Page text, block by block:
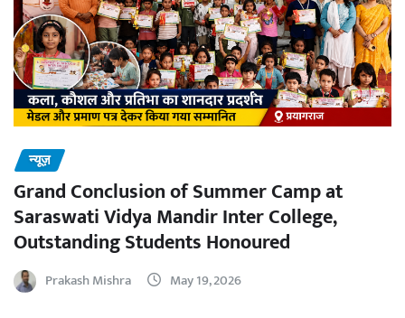
न्यूज़
Grand Conclusion of Summer Camp at
Saraswati Vidya Mandir Inter College,
Outstanding Students Honoured
Prakash Mishra May 19, 2026